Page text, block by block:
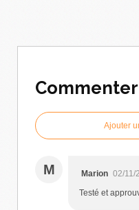
Ajouter
M Marion 02/11/
Testé et